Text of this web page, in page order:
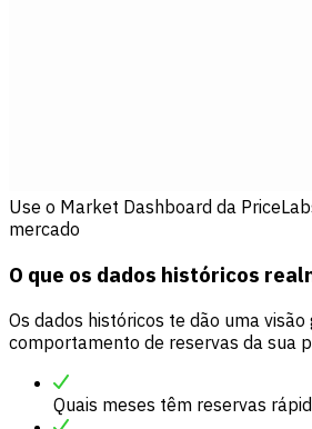
Use o Market Dashboard da
mercado
O que os dados históricos
Os dados históricos te dão uma visão
comportamento de reservas da sua
Quais meses têm reservas